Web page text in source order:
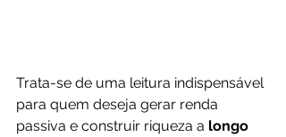
Trata-se de uma leitura indispensável
para quem deseja gerar renda
passiva e construir riqueza a longo